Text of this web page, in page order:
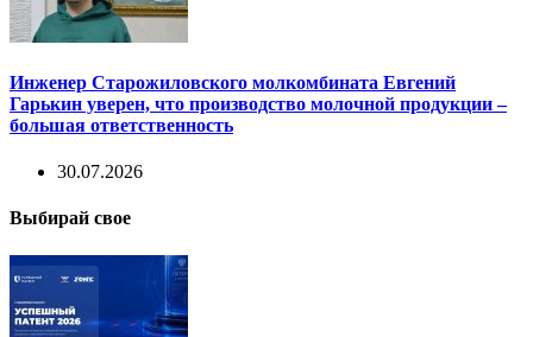
Инженер Старожиловского молкомбината Евгений
Гарькин уверен, что производство молочной продукции –
большая ответственность
30.07.2026
Выбирай свое